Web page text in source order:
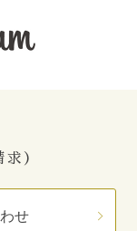
）
せ